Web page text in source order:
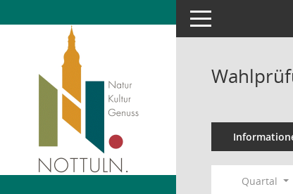
Toggle navigation
Quartal